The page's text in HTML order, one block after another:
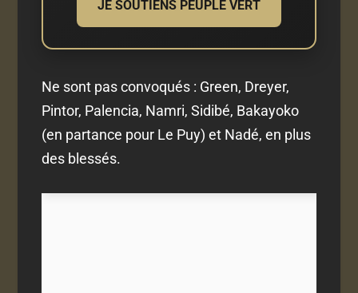
JE SOUTIENS PEUPLE VERT
Ne sont pas convoqués : Green, Dreyer,
Pintor, Palencia, Namri, Sidibé, Bakayoko
(en partance pour Le Puy) et Nadé, en plus
des blessés.